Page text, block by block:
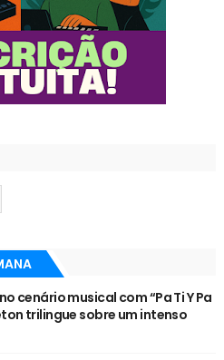
cenário musical com “Pa Ti Y Pa
trilingue sobre um intenso